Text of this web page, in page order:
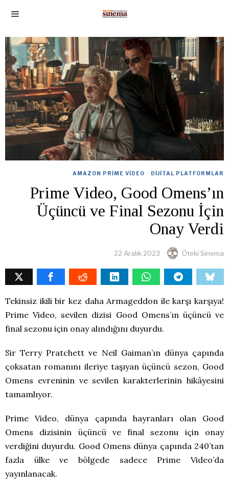
AMAZON PRIME VIDEO · DIJITAL PLATFORMLAR
Prime Video, Good Omens’ın
Üçüncü ve Final Sezonu İçin
Onay Verdi
22 Aralık 2023 Öteki Sinema
Tekinsiz ikili bir kez daha Armageddon ile karşı karşıya!
Prime Video, sevilen dizisi Good Omens’ın üçüncü ve
final sezonu için onay alındığını duyurdu.
Sir Terry Pratchett ve Neil Gaiman’ın dünya çapında
çoksatan romanını ileriye taşıyan üçüncü sezon, Good
Omens evreninin ve sevilen karakterlerinin hikâyesini
tamamlıyor.
Prime Video, dünya çapında hayranları olan Good
Omens dizisinin üçüncü ve final sezonu için onay
verdiğini duyurdu. Good Omens dünya çapında 240’tan
fazla ülke ve bölgede sadece Prime Video’da
yayınlanacak.